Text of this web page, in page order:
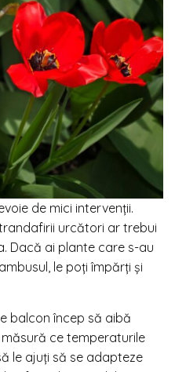
de mici intervenții.
urcători ar trebui
Dacă ai plante care s-au
le poți împărți și
balcon încep să aibă
ce temperaturile
le ajuți să se adapteze